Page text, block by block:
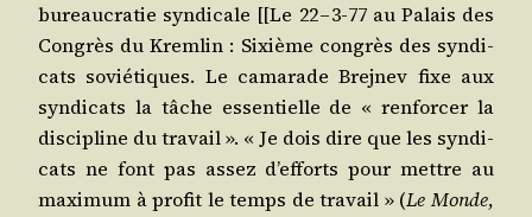
bureau­cra­tie syn­di­cale [[Le 22 – 3‑77 au Palais des
Congrès du Krem­lin : Sixième congrès des syn­di­
cats sovié­tiques. Le cama­rade Bre­j­nev fixe aux
syn­di­cats la tâche essen­tielle de « ren­for­cer la
dis­ci­pline du tra­vail ». « Je dois dire que les syn­di­
cats ne font pas assez d’ef­forts pour mettre au
maxi­mum à pro­fit le temps de tra­vail » (Le Monde,